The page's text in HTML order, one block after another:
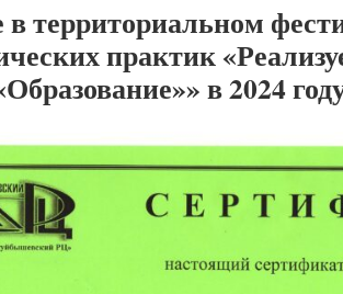
в территориальном
практик
в 2024